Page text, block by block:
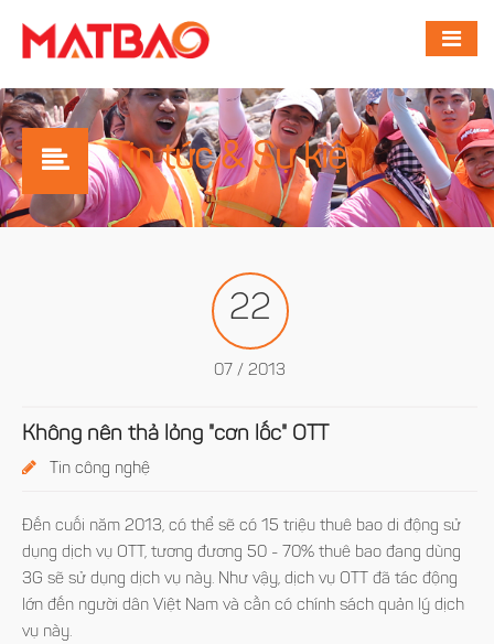
Tin tức & Sự kiện
22
07 / 2013
Không nên thả lỏng "cơn lốc" OTT
Tin công nghệ
Đến cuối năm 2013, có thể sẽ có 15 triệu thuê bao di động sử
dụng dịch vụ OTT, tương đương 50 - 70% thuê bao đang dùng
3G sẽ sử dụng dịch vụ này. Như vậy, dịch vụ OTT đã tác động
lớn đến người dân Việt Nam và cần có chính sách quản lý dịch
vụ này.